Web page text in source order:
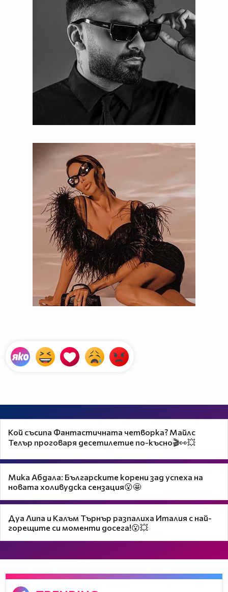
Кой съсипа Фантастичната четворка? Майлс
Телър проговаря десетилетие по-късно🎬👀💥
Мика Абдала: Българските корени зад успеха на
новата холивудска сензация😮🤩
Дуа Липа и Калъм Търнър разпалиха Италия с най-
горещите си моменти досега!😮💥